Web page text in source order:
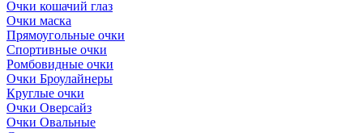
Очки кошачий глаз
Очки маска
Прямоугольные очки
Спортивные очки
Ромбовидные очки
Очки Броулайнеры
Круглые очки
Очки Оверсайз
Очки Овальные